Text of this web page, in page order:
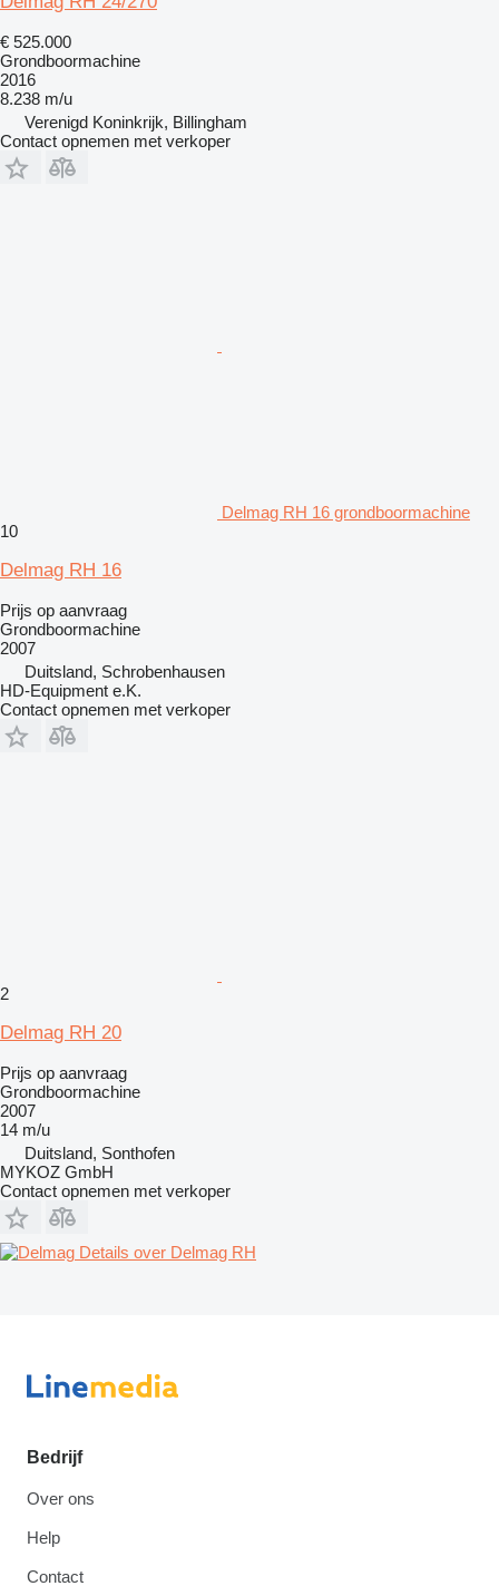
€ 525.000
Grondboormachine
2016
8.238 m/u
Verenigd Koninkrijk, Billingham
Contact opnemen met verkoper
Delmag RH 16 grondboormachine
10
Delmag RH 16
Prijs op aanvraag
Grondboormachine
2007
Duitsland, Schrobenhausen
HD-Equipment e.K.
Contact opnemen met verkoper
2
Delmag RH 20
Prijs op aanvraag
Grondboormachine
2007
14 m/u
Duitsland, Sonthofen
MYKOZ GmbH
Contact opnemen met verkoper
Details over Delmag RH
Bedrijf
Over ons
Help
Contact